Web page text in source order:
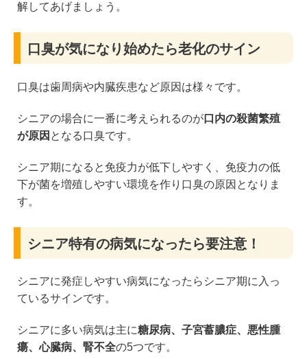
解してあげましょう。
口臭が気になり始めたら老化のサイン
口臭は歯周病や内臓疾患など原因は様々です。
シニアの場合に一番に考えられるのが口内の殺菌繁殖
が原因 となる口臭です。
シニア期になると免疫力が低下しやすく、免疫力の低
下が菌を増殖しやすい環境を作り口臭の原因となりま
す。
シニア特有の病気になったら要注意！
シニアに発症しやすい病気になったらシニア期に入っ
ているサインです。
シニアに多い病気は主に糖尿病、子宮蓄膿症、悪性腫
瘍、心臓病、腎不全の5つです。